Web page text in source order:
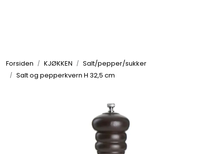
Forsiden KJØKKEN
Salt/pepper/sukker
Salt og pepperkvern H 32,5 cm
UTEMILJØ